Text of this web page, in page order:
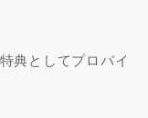
典としてプロバイ